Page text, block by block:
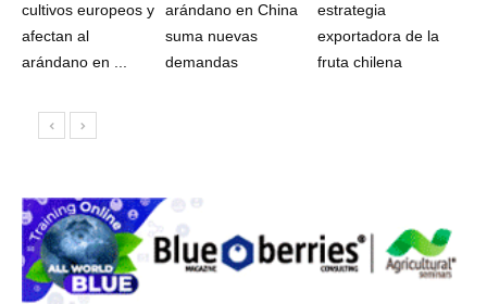
cultivos europeos y
afectan al
arándano en ...
arándano en China
suma nuevas
demandas
estrategia
exportadora de la
fruta chilena